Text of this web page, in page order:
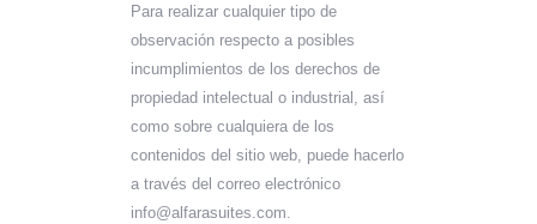
Para realizar cualquier tipo de
observación respecto a posibles
incumplimientos de los derechos de
propiedad intelectual o industrial, así
como sobre cualquiera de los
contenidos del sitio web, puede hacerlo
a través del correo electrónico
info@alfarasuites.com.